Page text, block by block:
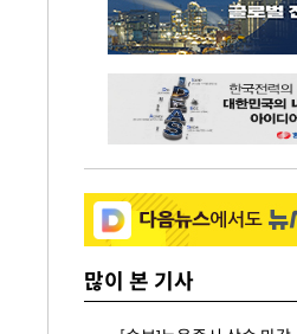
많이 본 기사